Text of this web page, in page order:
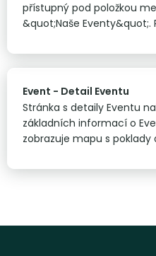
přístupný pod položkou
&quot;Naše Eventy&quot;.
Eventy, klikněte na
Eventy&quot;. &nbsp;
Event - Detail Eventu
Stránka s detaily Eventu
základních informací o
zobrazuje mapu s poklady
jejich pořadí a fotografií